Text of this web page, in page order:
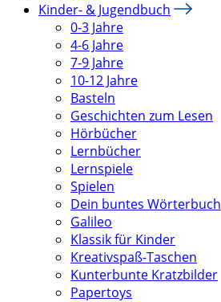
Kinder- & Jugendbuch
0-3 Jahre
4-6 Jahre
7-9 Jahre
10-12 Jahre
Basteln
Geschichten zum Lesen
Hörbücher
Lernbücher
Lernspiele
Spielen
Dein buntes Wörterbuch
Galileo
Klassik für Kinder
Kreativspaß-Taschen
Kunterbunte Kratzbilder
Papertoys